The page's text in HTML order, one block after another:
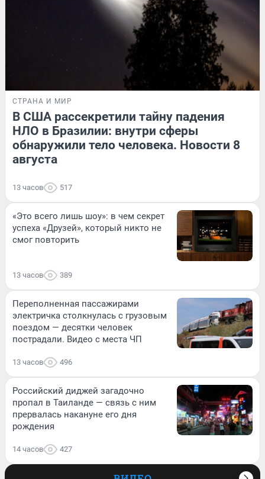
СТРАНА И МИР
В США рассекретили тайну падения
НЛО в Бразилии: внутри сферы
обнаружили тело человека. Новости 8
августа
13 часов 517
«Это всего лишь шоу»: в чем секрет
успеха «Друзей», который никто не
смог повторить
13 часов 389
Переполненная пассажирами
электричка столкнулась с грузовым
поездом — десятки человек
пострадали. Видео с места ЧП
13 часов 496
Российский диджей загадочно
пропал в Таиланде — связь с ним
прервалась накануне его дня
рождения
14 часов 427